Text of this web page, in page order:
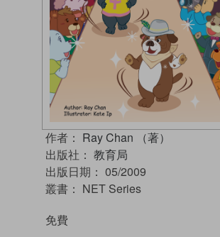
作者： Ray Chan （著）
出版社： 教育局
出版日期： 05/2009
叢書： NET Series
免費